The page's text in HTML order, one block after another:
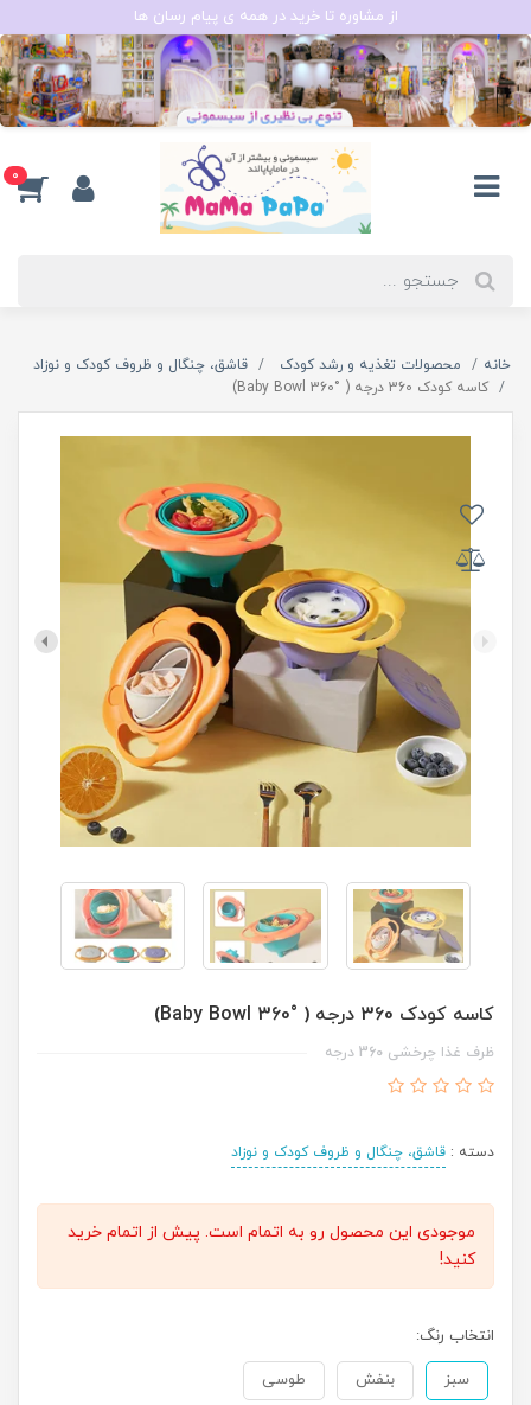
از مشاوره تا خرید در همه ی پیام رسان ها
0
خانه محصولات تغذیه و رشد کودک
قاشق، چنگال و ظروف کودک و نوزاد
کاسه کودک 360 درجه ( °360 Baby Bowl)
کاسه کودک 360 درجه ( °360 Baby Bowl)
ظرف غذا چرخشی 360 درجه
دسته : قاشق، چنگال و ظروف کودک و نوزاد
موجودی این محصول رو به اتمام است. پیش از اتمام خرید
کنید!
انتخاب رنگ:
سبز بنفش طوسی